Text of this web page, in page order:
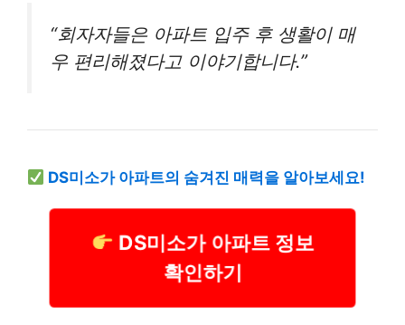
“회자자들은 아파트 입주 후 생활이 매
우 편리해졌다고 이야기합니다.”
DS미소가 아파트의 숨겨진 매력을 알아보세요!
DS미소가 아파트 정보
확인하기